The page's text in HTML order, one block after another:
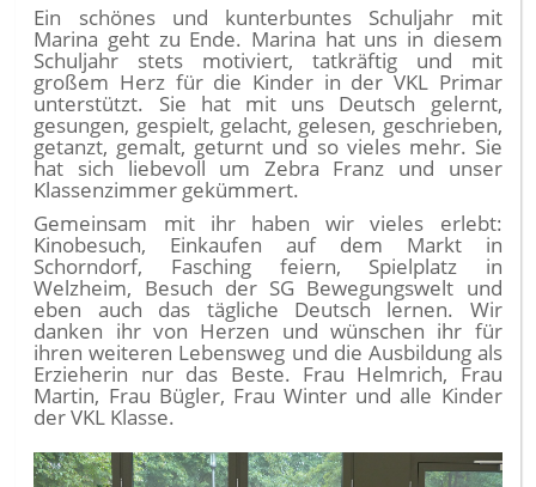
Ein schönes und kunterbuntes Schuljahr mit
Marina geht zu Ende. Marina hat uns in diesem
Schuljahr stets motiviert, tatkräftig und mit
großem Herz für die Kinder in der VKL Primar
unterstützt. Sie hat mit uns Deutsch gelernt,
gesungen, gespielt, gelacht, gelesen, geschrieben,
getanzt, gemalt, geturnt und so vieles mehr. Sie
hat sich liebevoll um Zebra Franz und unser
Klassenzimmer gekümmert.
Gemeinsam mit ihr haben wir vieles erlebt:
Kinobesuch, Einkaufen auf dem Markt in
Schorndorf, Fasching feiern, Spielplatz in
Welzheim, Besuch der SG Bewegungswelt und
eben auch das tägliche Deutsch lernen. Wir
danken ihr von Herzen und wünschen ihr für
ihren weiteren Lebensweg und die Ausbildung als
Erzieherin nur das Beste. Frau Helmrich, Frau
Martin, Frau Bügler, Frau Winter und alle Kinder
der VKL Klasse.